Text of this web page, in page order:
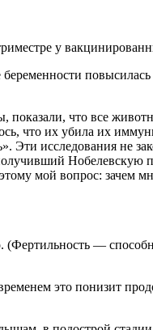
у
что все
что их убила их
Эти исследования не
Нобелевскую
мой вопрос: зачем
—
это понизит